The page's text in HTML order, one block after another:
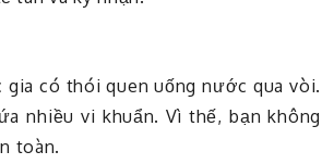
có thói quen uống nước qua vòi.
nhiều vi khuẩn. Vì thế, bạn không
toàn.